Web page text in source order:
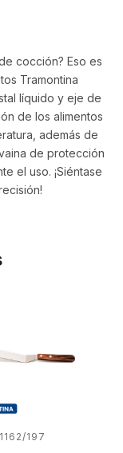
cocción? Eso es
Tramontina
líquido y eje de
de los alimentos
además de
de protección
el uso. ¡Siéntase
197